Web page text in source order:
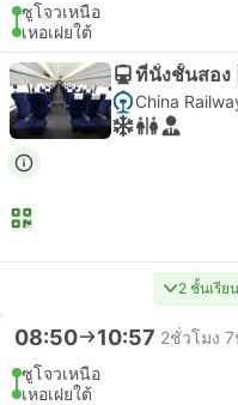
ซูโจวเหนือ
เหอเฝยใต้
ที่นั่งชั้นสอง
China
2 ชั้นเรีย
08:50 10:57 2ชั่วโมง
ซูโจวเหนือ
เหอเฝยใต้